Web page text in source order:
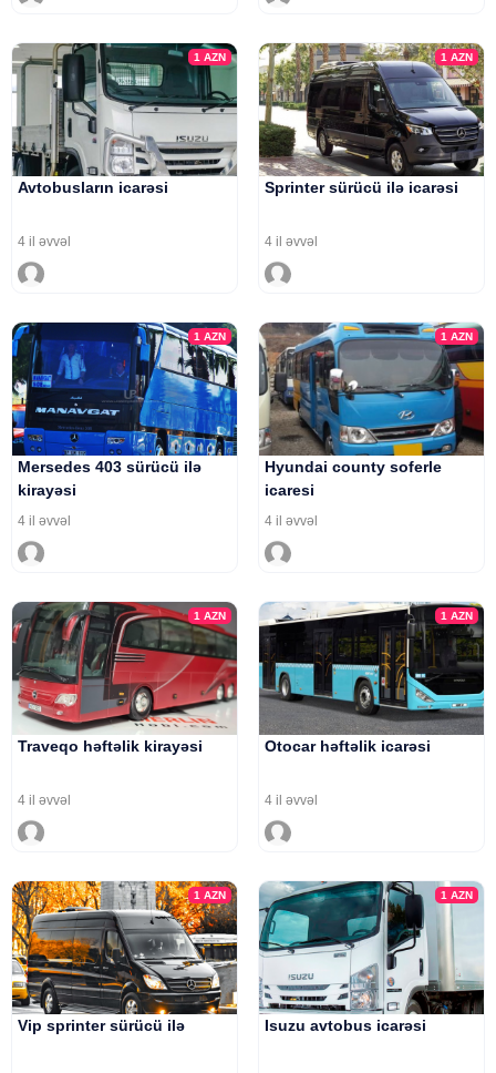
1AZN
Avtobusların icarəsi
4 il əvvəl
1 AZN
Sprinter sürücü ilə icarəsi
4 il əvvəl
1AZN
Mersedes 403 sürücü ilə
kirayəsi
4 il əvvəl
1 AZN
Hyundai county soferle
icaresi
4 il əvvəl
1AZN
Traveqo həftəlik kirayəsi
4 il əvvəl
1 AZN
Otocar həftəlik icarəsi
4 il əvvəl
1AZN
Vip sprinter sürücü ilə
1 AZN
Isuzu avtobus icarəsi